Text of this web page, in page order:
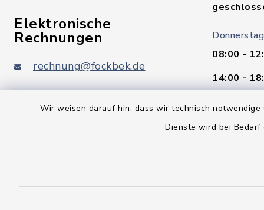
Wir weisen darauf hin, dass wir technisch
Dienste wird bei
Elektronische
Rechnungen
rechnung@fockbek.de
08:00 -
14:00 -
Freitag:
08:00 -